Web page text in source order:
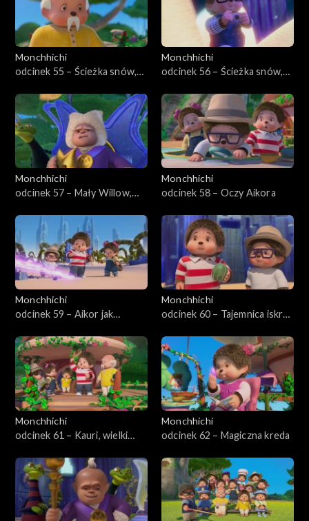
Monchhichi
odcinek 55 – Ścieżka snów,
Monchhichi
odcinek 56 – Ścieżka snów,
Monchhichi
odcinek 57 – Mały Willow,
Monchhichi
odcinek 58 – Oczy Aikora
Monchhichi
odcinek 59 – Aikor jak
Monchhichi
odcinek 60 – Tajemnica iskro-
Monchhichi
odcinek 61 – Kauri, wielki
Monchhichi
odcinek 62 – Magiczna kreda